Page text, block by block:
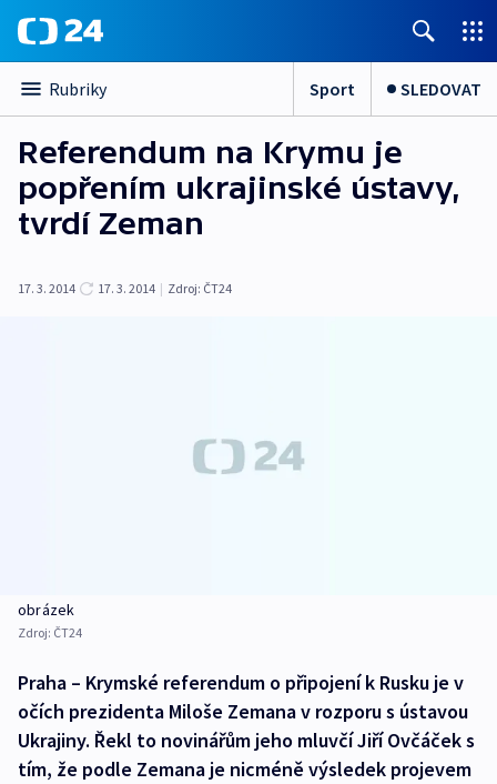
Rubriky Sport SLEDOVAT
Referendum na Krymu je
popřením ukrajinské ústavy,
tvrdí Zeman
17. 3. 2014 17. 3. 2014 | Zdroj: ČT24
obrázek
Zdroj: ČT24
Praha – Krymské referendum o připojení k Rusku je v
očích prezidenta Miloše Zemana v rozporu s ústavou
Ukrajiny. Řekl to novinářům jeho mluvčí Jiří Ovčáček s
tím, že podle Zemana je nicméně výsledek projevem